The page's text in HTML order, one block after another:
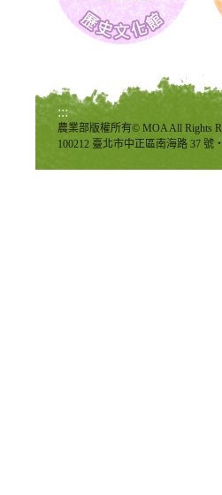
:::
農業部版權所有© MOA All Rights
100212 臺北市中正區南海路 37